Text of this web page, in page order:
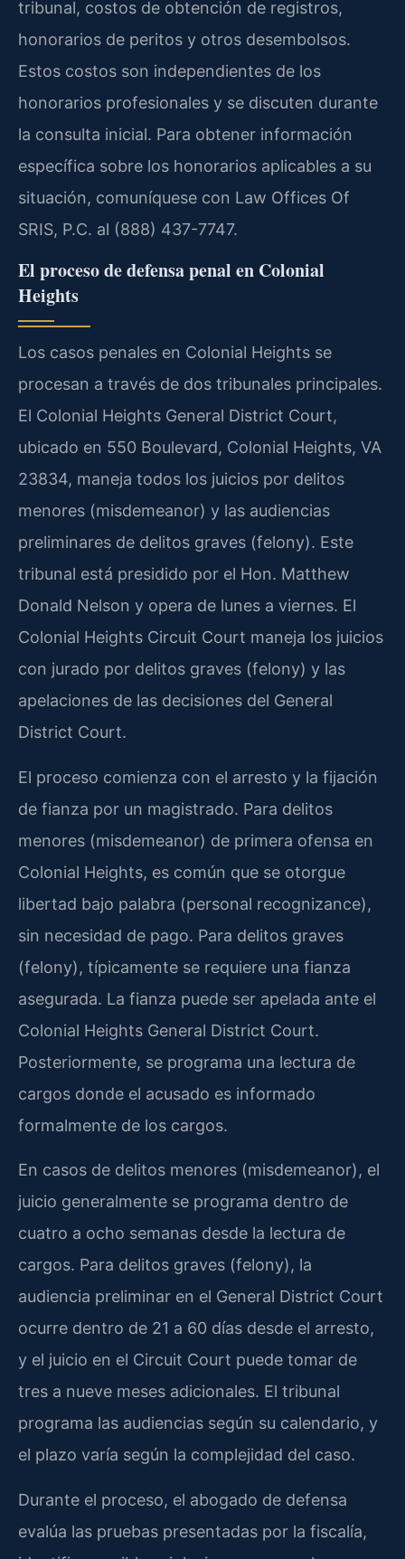
tribunal, costos de obtención de registros,
honorarios de peritos y otros desembolsos.
Estos costos son independientes de los
honorarios profesionales y se discuten durante
la consulta inicial. Para obtener información
específica sobre los honorarios aplicables a su
situación, comuníquese con Law Offices Of
SRIS, P.C. al (888) 437-7747.
El proceso de defensa penal en Colonial
Heights
Los casos penales en Colonial Heights se
procesan a través de dos tribunales principales.
El Colonial Heights General District Court,
ubicado en 550 Boulevard, Colonial Heights, VA
23834, maneja todos los juicios por delitos
menores (misdemeanor) y las audiencias
preliminares de delitos graves (felony). Este
tribunal está presidido por el Hon. Matthew
Donald Nelson y opera de lunes a viernes. El
Colonial Heights Circuit Court maneja los juicios
con jurado por delitos graves (felony) y las
apelaciones de las decisiones del General
District Court.
El proceso comienza con el arresto y la fijación
de fianza por un magistrado. Para delitos
menores (misdemeanor) de primera ofensa en
Colonial Heights, es común que se otorgue
libertad bajo palabra (personal recognizance),
sin necesidad de pago. Para delitos graves
(felony), típicamente se requiere una fianza
asegurada. La fianza puede ser apelada ante el
Colonial Heights General District Court.
Posteriormente, se programa una lectura de
cargos donde el acusado es informado
formalmente de los cargos.
En casos de delitos menores (misdemeanor), el
juicio generalmente se programa dentro de
cuatro a ocho semanas desde la lectura de
cargos. Para delitos graves (felony), la
audiencia preliminar en el General District Court
ocurre dentro de 21 a 60 días desde el arresto,
y el juicio en el Circuit Court puede tomar de
tres a nueve meses adicionales. El tribunal
programa las audiencias según su calendario, y
el plazo varía según la complejidad del caso.
Durante el proceso, el abogado de defensa
evalúa las pruebas presentadas por la fiscalía,